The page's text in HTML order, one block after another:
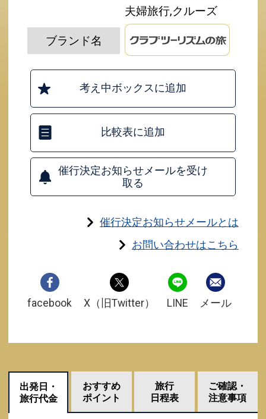
夫婦旅行,クルーズ
ブランド名
考え中ボックスに追加
比較表に追加
催行決定お知らせメールを受け
取る
催行決定お知らせメールとは
お問い合わせはこちら
facebook X（旧Twitter） LINE メール
出発日・
旅行代金
おすすめ
ポイント
旅行
日程表
ご確認・
注意事項